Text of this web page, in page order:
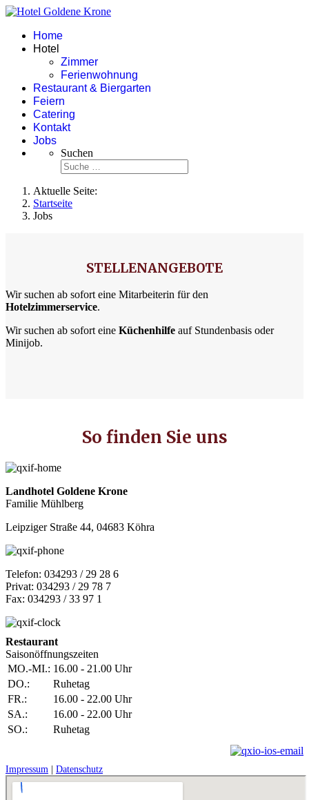
Home
Hotel
Zimmer
Ferienwohnung
Restaurant & Biergarten
Feiern
Catering
Kontakt
Jobs
Suchen
Aktuelle Seite:
Startseite
Jobs
STELLENANGEBOTE
Wir suchen ab sofort eine Mitarbeiterin für den
Hotelzimmerservice.
Wir suchen ab sofort eine Küchenhilfe auf Stundenbasis oder
Minijob.
So finden Sie uns
Landhotel Goldene Krone
Familie Mühlberg
Leipziger Straße 44, 04683 Köhra
Telefon: 034293 / 29 28 6
Privat: 034293 / 29 78 7
Fax: 034293 / 33 97 1
Restaurant
Saisonöffnungszeiten
MO.-MI.: 16.00 - 21.00 Uhr
DO.:
Ruhetag
FR.:
16.00 - 22.00 Uhr
SA.:
16.00 - 22.00 Uhr
SO.:
Ruhetag
Impressum Datenschutz